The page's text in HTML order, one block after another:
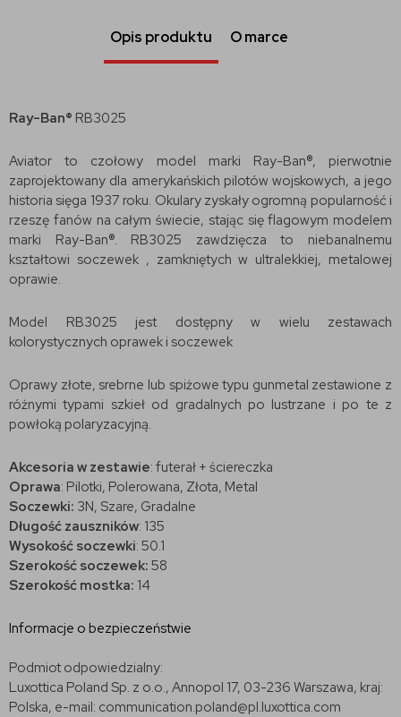
Opis produktu O marce
Ray-Ban® RB3025
Aviator to czołowy model marki Ray-Ban®, pierwotnie
zaprojektowany dla amerykańskich pilotów wojskowych, a jego
historia sięga 1937 roku. Okulary zyskały ogromną popularność i
rzeszę fanów na całym świecie, stając się flagowym modelem
marki Ray-Ban®. RB3025 zawdzięcza to niebanalnemu
kształtowi soczewek , zamkniętych w ultralekkiej, metalowej
oprawie.
Model RB3025 jest dostępny w wielu zestawach
kolorystycznych oprawek i soczewek
Oprawy złote, srebrne lub spiżowe typu gunmetal zestawione z
różnymi typami szkieł od gradalnych po lustrzane i po te z
powłoką polaryzacyjną.
Akcesoria w zestawie: futerał + ściereczka
Oprawa: Pilotki, Polerowana, Złota, Metal
Soczewki: 3N, Szare, Gradalne
Długość zauszników: 135
Wysokość soczewki: 50.1
Szerokość soczewek: 58
Szerokość mostka: 14
Informacje o bezpieczeństwie
Podmiot odpowiedzialny:
Luxottica Poland Sp. z o.o., Annopol 17, 03-236 Warszawa, kraj:
Polska, e-mail: communication.poland@pl.luxottica.com